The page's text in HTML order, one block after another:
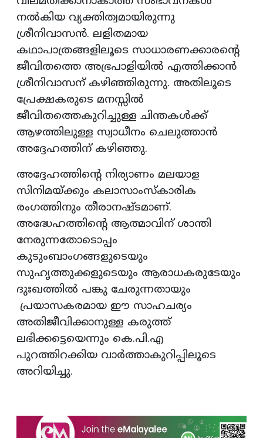
നല്‍കിയ വ്യക്തിത്വമായിരുന്നു
ശ്രീനിവാസന്‍. ലളിതമായ
കഥാപാത്രങ്ങളിലൂടെ സാധാരണക്കാരന്റെ
ജീവിതത്തെ അഭ്രപാളിയില്‍ എത്തിക്കാന്‍
ശ്രീനിവാസന് കഴിഞ്ഞിരുന്നു. അതിലൂടെ
പ്രേക്ഷകരുടെ മനസ്സില്‍
ജീവിതത്തെകുറിച്ചുള്ള ചിന്തകള്‍ക്ക്
ആഴത്തിലുള്ള സ്വാധീനം ചെലുത്താന്‍
അദ്ദേഹത്തിന് കഴിഞ്ഞു.
അദ്ദേഹത്തിന്റെ നിര്യാണം മലയാള
സിനിമയ്ക്കും കലാസാംസ്‌കാരിക
രംഗത്തിനും തീരാനഷ്ടമാണ്.
അദ്ധേഹത്തിന്റെ ആത്മാവിന് ശാന്തി
നേരുന്നതോടൊപ്പം
കുടുംബാംഗങ്ങളുടെയും
സുഹൃത്തുക്കളുടെയും ആരാധകരുടേയും
ദുഃഖത്തില്‍ പങ്കു ചേരുന്നതായും
പ്രയാസകരമായ ഈ സാഹചര്യം
അതിജീവിക്കാനുള്ള കരുത്ത്
ലഭിക്കട്ടെയെന്നും കെ.പി.എ
പുറത്തിറക്കിയ വാര്‍ത്താകുറിപ്പിലൂടെ
അറിയിച്ചു.